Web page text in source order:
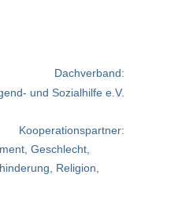
Dachverband:
Kooperationspartner: